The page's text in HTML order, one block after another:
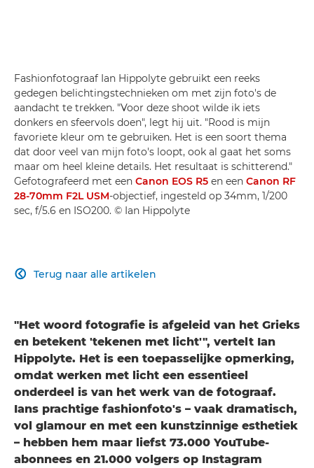
Fashionfotograaf Ian Hippolyte gebruikt een reeks
gedegen belichtingstechnieken om met zijn foto's de
aandacht te trekken. "Voor deze shoot wilde ik iets
donkers en sfeervols doen", legt hij uit. "Rood is mijn
favoriete kleur om te gebruiken. Het is een soort thema
dat door veel van mijn foto's loopt, ook al gaat het soms
maar om heel kleine details. Het resultaat is schitterend."
Gefotografeerd met een Canon EOS R5 en een Canon RF
28-70mm F2L USM-objectief, ingesteld op 34mm, 1/200
sec, f/5.6 en ISO200. © Ian Hippolyte
Terug naar alle artikelen

"Het woord fotografie is afgeleid van het Grieks
en betekent 'tekenen met licht'", vertelt Ian
Hippolyte. Het is een toepasselijke opmerking,
omdat werken met licht een essentieel
onderdeel is van het werk van de fotograaf.
Ians prachtige fashionfoto's – vaak dramatisch,
vol glamour en met een kunstzinnige esthetiek
– hebben hem maar liefst 73.000 YouTube-
abonnees en 21.000 volgers op Instagram